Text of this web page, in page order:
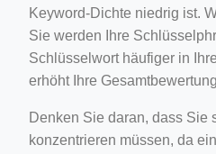
Keyword-Dichte niedrig ist.
Sie werden Ihre
Schlüsselwort häufiger in
erhöht Ihre
Denken Sie daran, dass Sie
konzentrieren müssen, da